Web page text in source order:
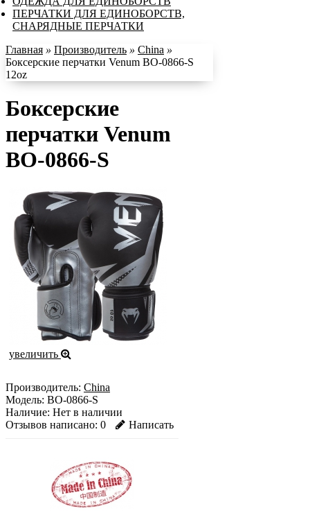
ПЕРЧАТКИ ДЛЯ ЕДИНОБОРСТВ,
СНАРЯДНЫЕ ПЕРЧАТКИ
Главная » Производитель » China »
Боксерские перчатки Venum BO-0866-S
12oz
Боксерские
перчатки Venum
BO-0866-S
увеличить
Производитель: China
Модель: BO-0866-S
Наличие: Нет в наличии
Отзывов написано: 0 Написать